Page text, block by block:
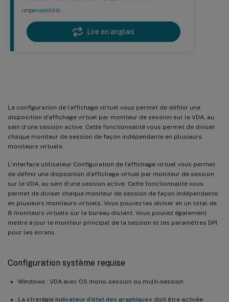
responsabilité)
Lire en anglais
La configuration de l’affichage virtuel vous permet de définir une
disposition d’affichage virtuel par moniteur de session sur le VDA, au
sein d’une session active. Cette fonctionnalité vous permet de diviser
chaque moniteur de session de façon indépendante en plusieurs
moniteurs virtuels.
L’interface utilisateur Configuration de l’affichage virtuel vous permet
de définir une disposition d’affichage virtuel par moniteur de session
sur le VDA, au sein d’une session active. Cette fonctionnalité vous
permet de diviser chaque moniteur de session de façon indépendante
en plusieurs moniteurs virtuels. Vous pouvez les diviser en un total de
8 moniteurs virtuels sur le bureau distant. Vous pouvez également
mettre à jour le moniteur principal de la session et les paramètres DPI
pour les écrans.
Configuration système requise
Windows : VDA avec OS mono-session ou multi-session
La stratégie Indicateur d’état des graphiques doit être activée